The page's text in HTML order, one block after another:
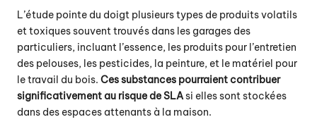
L’étude pointe du doigt plusieurs types de produits volatils
et toxiques souvent trouvés dans les garages des
particuliers, incluant l’essence, les produits pour l’entretien
des pelouses, les pesticides, la peinture, et le matériel pour
le travail du bois. Ces substances pourraient contribuer
significativement au risque de SLAsi elles sont stockées
dans des espaces attenants à la maison.